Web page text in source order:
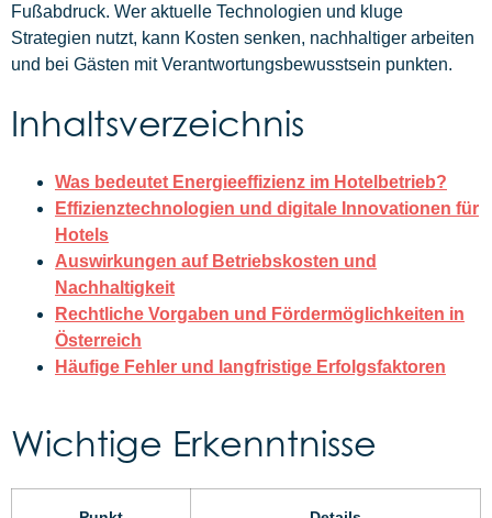
Fußabdruck. Wer aktuelle Technologien und kluge
Strategien nutzt, kann Kosten senken, nachhaltiger arbeiten
und bei Gästen mit Verantwortungsbewusstsein punkten.
Inhaltsverzeichnis
Was bedeutet Energieeffizienz im Hotelbetrieb?
Effizienztechnologien und digitale Innovationen für
Hotels
Auswirkungen auf Betriebskosten und
Nachhaltigkeit
Rechtliche Vorgaben und Fördermöglichkeiten in
Österreich
Häufige Fehler und langfristige Erfolgsfaktoren
Wichtige Erkenntnisse